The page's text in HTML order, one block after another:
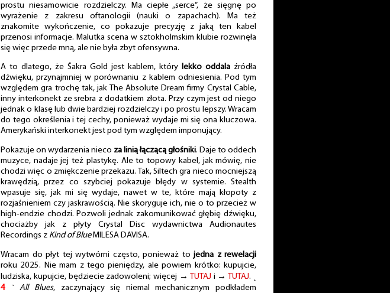
prostu niesamowicie rozdzielczy. Ma ciepłe „serce”, że sięgnę po
wyrażenie z zakresu oftanologii (nauki o zapachach). Ma też
znakomite wykończenie, co pokazuje precyzję z jaką ten kabel
przenosi informacje. Malutka scena w sztokholmskim klubie rozwinęła
się więc przede mną, ale nie była zbyt ofensywna.
A to dlatego, że Śakra Gold jest kablem, który lekko oddala źródła
dźwięku, przynajmniej w porównaniu z kablem odniesienia. Pod tym
względem gra trochę tak, jak The Absolute Dream firmy Crystal Cable,
inny interkonekt ze srebra z dodatkiem złota. Przy czym jest od niego
jednak o klasę lub dwie bardziej rozdzielczy i po prostu lepszy. Wracam
do tego określenia i tej cechy, ponieważ wydaje mi się ona kluczowa.
Amerykański interkonekt jest pod tym względem imponujący.
Pokazuje on wydarzenia nieco za linią łączącą głośniki. Daje to oddech
muzyce, nadaje jej też plastykę. Ale to topowy kabel, jak mówię, nie
chodzi więc o zmiękczenie przekazu. Tak, Siltech gra nieco mocniejszą
krawędzią, przez co szybciej pokazuje błędy w systemie. Stealth
wpasuje się, jak mi się wydaje, nawet w te, które mają kłopoty z
rozjaśnieniem czy jaskrawością. Nie skoryguje ich, nie o to przecież w
high-endzie chodzi. Pozwoli jednak zakomunikować głębię dźwięku,
chociażby jak z płyty Crystal Disc wydawnictwa Audionautes
Recordings z Kind of BlueMILESA DAVISA.
Wracam do płyt tej wytwórni często, ponieważ to jedna z rewelacji
roku 2025. Nie mam z tego pieniędzy, ale powiem krótko: kupujcie,
ludziska, kupujcie, będziecie zadowoleni; więcej → TUTAJ i →TUTAJ. ˻
4 ˺All Blues, zaczynający się niemal mechanicznym podkładem